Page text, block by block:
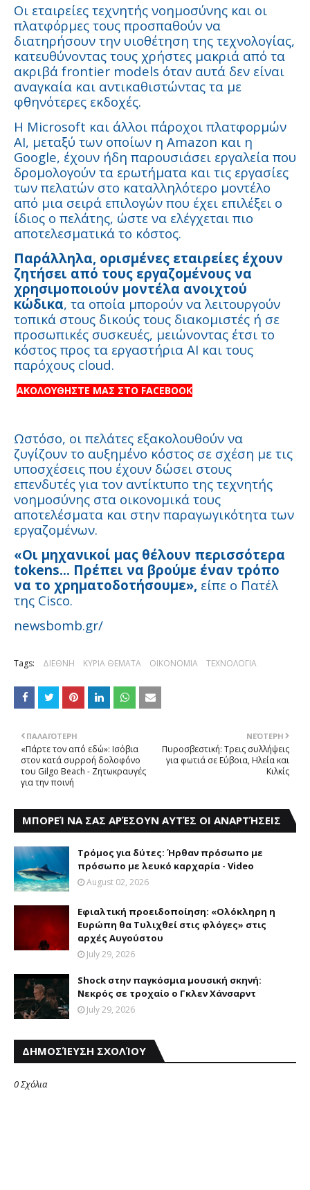
Οι εταιρείες τεχνητής νοημοσύνης και οι
πλατφόρμες τους προσπαθούν να
διατηρήσουν την υιοθέτηση της τεχνολογίας,
κατευθύνοντας τους χρήστες μακριά από τα
ακριβά frontier models όταν αυτά δεν είναι
αναγκαία και αντικαθιστώντας τα με
φθηνότερες εκδοχές.
Η Microsoft και άλλοι πάροχοι πλατφορμών
AI, μεταξύ των οποίων η Amazon και η
Google, έχουν ήδη παρουσιάσει εργαλεία που
δρομολογούν τα ερωτήματα και τις εργασίες
των πελατών στο καταλληλότερο μοντέλο
από μια σειρά επιλογών που έχει επιλέξει ο
ίδιος ο πελάτης, ώστε να ελέγχεται πιο
αποτελεσματικά το κόστος.
Παράλληλα, ορισμένες εταιρείες έχουν
ζητήσει από τους εργαζομένους να
χρησιμοποιούν μοντέλα ανοιχτού
κώδικα, τα οποία μπορούν να λειτουργούν
τοπικά στους δικούς τους διακομιστές ή σε
προσωπικές συσκευές, μειώνοντας έτσι το
κόστος προς τα εργαστήρια AI και τους
παρόχους cloud.
ΑΚΟΛΟΥΘΗΣΤΕ ΜΑΣ ΣΤΟ FACEBOOK
Ωστόσο, οι πελάτες εξακολουθούν να
ζυγίζουν το αυξημένο κόστος σε σχέση με τις
υποσχέσεις που έχουν δώσει στους
επενδυτές για τον αντίκτυπο της τεχνητής
νοημοσύνης στα οικονομικά τους
αποτελέσματα και στην παραγωγικότητα των
εργαζομένων.
«Οι μηχανικοί μας θέλουν περισσότερα
tokens... Πρέπει να βρούμε έναν τρόπο
να το χρηματοδοτήσουμε», είπε ο Πατέλ
της Cisco.
newsbomb.gr/
Tags: ΔΙΕΘΝΗ ΚΥΡΙΑ ΘΕΜΑΤΑ ΟΙΚΟΝΟΜΙΑ ΤΕΧΝΟΛΟΓΙΑ
ΝΕΌΤΕΡΗ
Πυροσβεστική: Tρεις συλλήψεις
για φωτιά σε Eύβοια, Hλεία και
Kιλκίς
ΠΑΛΑΙΌΤΕΡΗ
«Πάρτε τον από εδώ»: Ισόβια
στον κατά συρροή δολοφόνο
του Gilgo Beach - Ζητωκραυγές
για την ποινή
ΜΠΟΡΕΊ ΝΑ ΣΑΣ ΑΡΈΣΟΥΝ ΑΥΤΈΣ ΟΙ ΑΝΑΡΤΉΣΕΙΣ
Τρόμος για δύτες: Ήρθαν πρόσωπο με
πρόσωπο με λευκό καρχαρία - Video
August 02, 2026
Eφιαλτική προειδοποίηση: «Oλόκληρη η
Eυρώπη θα Tυλιχθεί στις φλόγες» στις
αρχές Aυγούστου
July 29, 2026
Shock στην παγκόσμια μουσική σκηνή:
Νεκρός σε τροχαίο ο Γκλεν Χάνσαρντ
July 29, 2026
ΔΗΜΟΣΊΕΥΣΗ ΣΧΟΛΊΟΥ
0 Σχόλια